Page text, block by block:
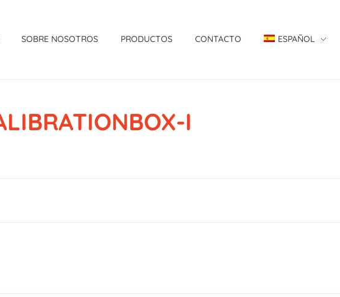
SOBRE NOSOTROS PRODUCTOS CONTACTO ESPAÑOL
I